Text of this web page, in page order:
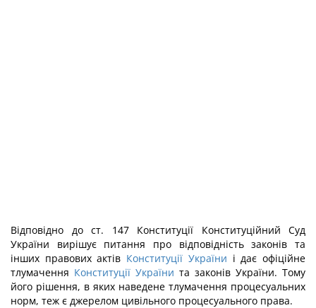
Відповідно до ст. 147 Конституції Конституційний Суд
України вирішує питання про відповідність законів та
інших правових актів Конституції України і дає офіційне
тлумачення Конституції України та законів України. Тому
його рішення, в яких наведене тлумачення процесуальних
норм, теж є джерелом цивільного процесуального права.